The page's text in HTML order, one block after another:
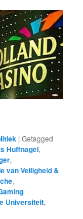
|Getagged
Huffnagel,
,
van Veiligheid &
,
Universiteit,